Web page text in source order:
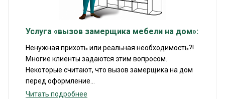
Услуга «вызов замерщика мебели на дом»:
Ненужная прихоть или реальная необходимость?!
Многие клиенты задаются этим вопросом.
Некоторые считают, что вызов замерщика на дом
перед оформление...
Читать подробнее